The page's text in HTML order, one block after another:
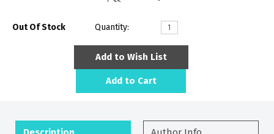
Out Of Stock Quantity:
Add to Wish List
Add to Cart